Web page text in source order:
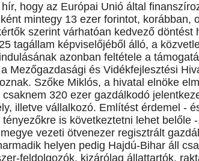
hogy az Európai Unió által
mintegy 13 ezer forintot, korábban,
szerint várhatóan kedvező döntést
tagállam képviselőjéből álló, a
azonban feltétele a
Mezőgazdasági és Vidékfejlesztési
Szőke Miklós, a hivatal elnöke
320 ezer gazdálkodó
illetve vállalkozó. Említést érdemel -
is következtetni lehet belőle
vezeti ötvenezer regisztrált
helyen pedig Hajdú-Bihar áll
feldolgozók, kizárólag állattartók,